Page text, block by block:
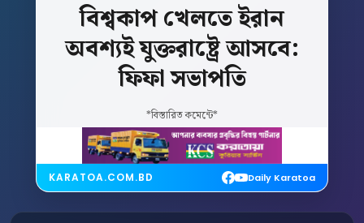
বিশ্বকাপখেলতেইরান
অবশ্যইযুক্তরাষ্ট্রেআসবে:
ফিফাসভাপতি
*বিস্তারিত কমেন্টে*
KARATOA.COM.BD Daily Karatoa